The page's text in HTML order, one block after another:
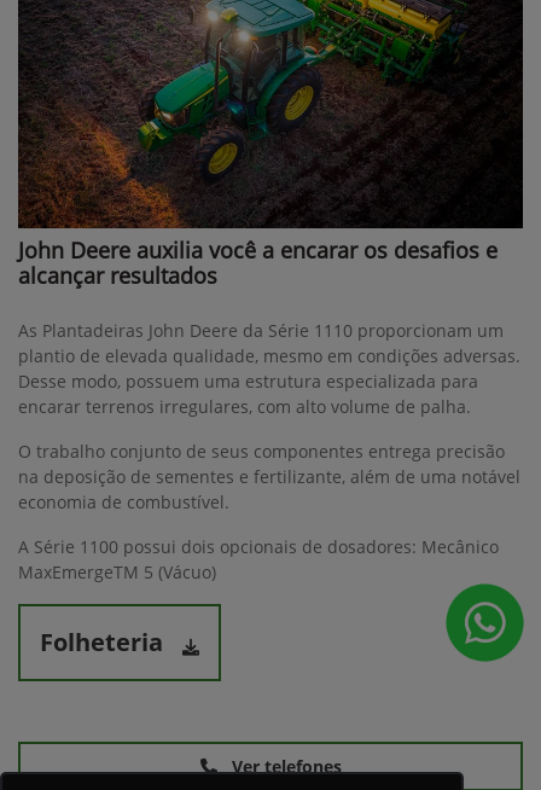
John Deere auxilia você a encarar os desafios e
alcançar resultados
As Plantadeiras John Deere da Série 1110 proporcionam um
plantio de elevada qualidade, mesmo em condições adversas.
Desse modo, possuem uma estrutura especializada para
encarar terrenos irregulares, com alto volume de palha.
O trabalho conjunto de seus componentes entrega precisão
na deposição de sementes e fertilizante, além de uma notável
economia de combustível.
A Série 1100 possui dois opcionais de dosadores: Mecânico
MaxEmergeTM 5 (Vácuo)
Folheteria
Ver telefones